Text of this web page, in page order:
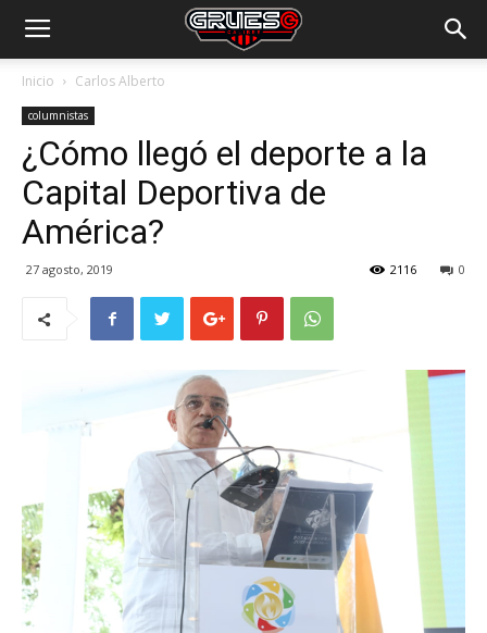
Inicio Carlos Alberto
columnistas
¿Cómo llegó el deporte a la
Capital Deportiva de
América?
27 agosto, 2019 0
2116